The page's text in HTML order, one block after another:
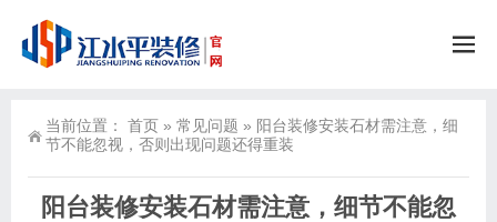
当前位置： 首页 » 常见问题 » 阳台装修安装石材需注意，细
节不能忽视，否则出现问题还得重装
阳台装修安装石材需注意，细节不能忽